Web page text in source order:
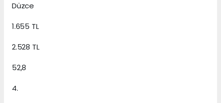
Düzce
1.655 TL
2.528 TL
52,8
4.